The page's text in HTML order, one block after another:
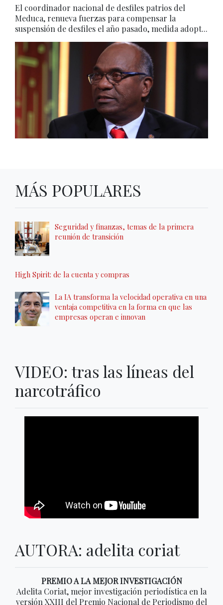
El coordinador nacional de desfiles patrios del
Meduca, renueva fuerzas para compensar la
suspensión de desfiles el año pasado, medida adopt...
MÁS POPULARES
Seguridad y finanzas, temas de la primera
reunión de transición
High Spirit: de la cuenta y compras
La IA transforma la velocidad operativa en una
ventaja competitiva en la forma en que las
empresas operan e innovan
VIDEO: tras las líneas del
narcotráfico
AUTORA: adelita coriat
PREMIO A LA MEJOR INVESTIGACIÓN
Adelita Coriat, mejor investigación periodística en la
versión XXIII del Premio Nacional de Periodismo del